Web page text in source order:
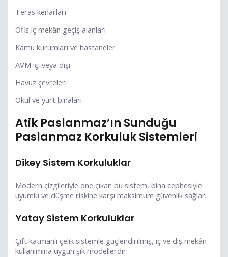
Teras kenarları
Ofis iç mekân geçiş alanları
Kamu kurumları ve hastaneler
AVM içi veya dışı
Havuz çevreleri
Okul ve yurt binaları
Atik Paslanmaz’ın Sunduğu
Paslanmaz Korkuluk Sistemleri
Dikey Sistem Korkuluklar
Modern çizgileriyle öne çıkan bu sistem, bina cephesiyle
uyumlu ve düşme riskine karşı maksimum güvenlik sağlar.
Yatay Sistem Korkuluklar
Çift katmanlı çelik sistemle güçlendirilmiş, iç ve dış mekân
kullanımına uygun şık modellerdir.